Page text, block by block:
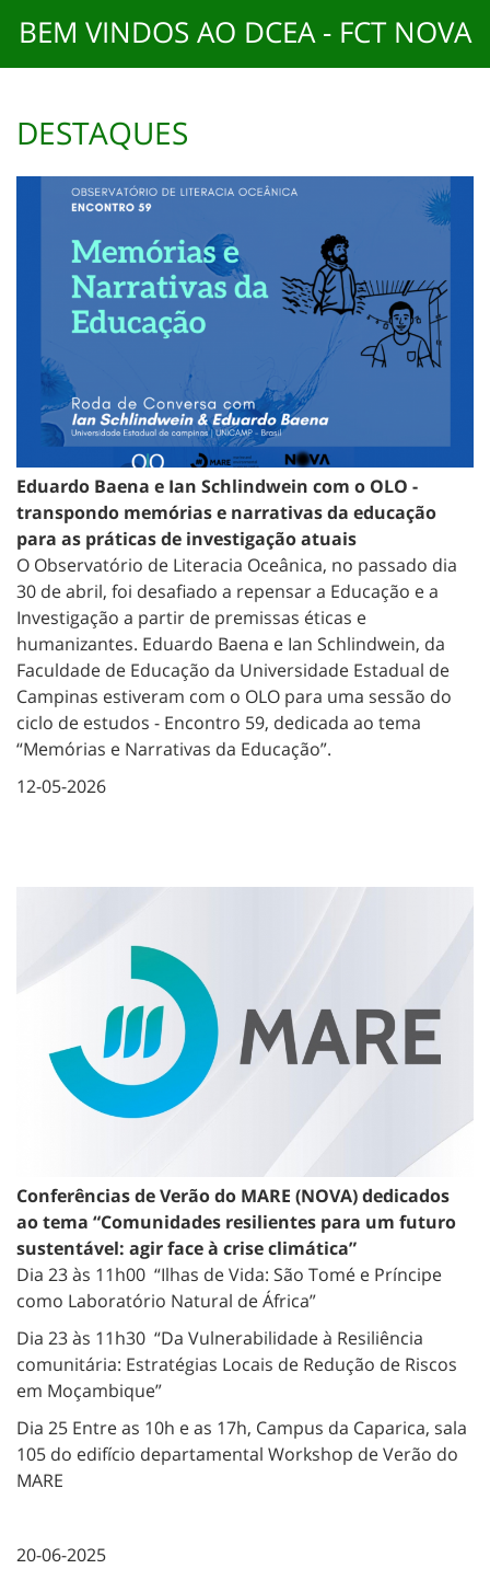
BEM VINDOS AO DCEA - FCT NOVA
DESTAQUES
Eduardo Baena e Ian Schlindwein com o OLO -
transpondo memórias e narrativas da educação
para as práticas de investigação atuais
O Observatório de Literacia Oceânica, no passado dia
30 de abril, foi desafiado a repensar a Educação e a
Investigação a partir de premissas éticas e
humanizantes. Eduardo Baena e Ian Schlindwein, da
Faculdade de Educação da Universidade Estadual de
Campinas estiveram com o OLO para uma sessão do
ciclo de estudos - Encontro 59, dedicada ao tema
“Memórias e Narrativas da Educação”.
12-05-2026
Conferências de Verão do MARE (NOVA) dedicados
ao tema “Comunidades resilientes para um futuro
sustentável: agir face à crise climática”
Dia 23 às 11h00 “Ilhas de Vida: São Tomé e Príncipe
como Laboratório Natural de África”
Dia 23 às 11h30 “Da Vulnerabilidade à Resiliência
comunitária: Estratégias Locais de Redução de Riscos
em Moçambique”
Dia 25 Entre as 10h e as 17h, Campus da Caparica, sala
105 do edifício departamental Workshop de Verão do
MARE
20-06-2025